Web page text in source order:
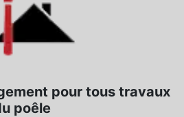
pour tous travaux
poêle